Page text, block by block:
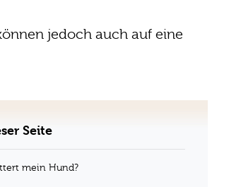
jedoch auch auf eine
Seite
mein Hund?